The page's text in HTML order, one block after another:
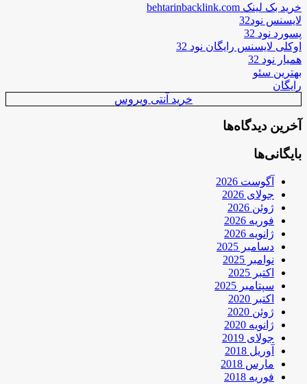
خرید بک لینک behtarinbacklink.com
لایسنس نود32
پسورد نود 32
اوکلی لایسنس رایگان نود 32
همیار نود 32
بهترین سئو
رایگان
خرید آنتی ویروس
آخرین دیدگاه‌ها
بایگانی‌ها
آگوست 2026
جولای 2026
ژوئن 2026
فوریه 2026
ژانویه 2026
دسامبر 2025
نوامبر 2025
اکتبر 2025
سپتامبر 2025
اکتبر 2020
ژوئن 2020
ژانویه 2020
جولای 2019
آوریل 2018
مارس 2018
فوریه 2018